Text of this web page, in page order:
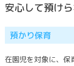
安心して預け
預かり保育
在園児を対象に、保